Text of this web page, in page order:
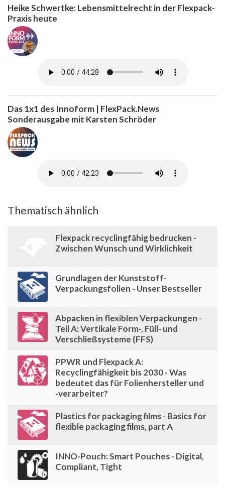
Heike Schwertke: Lebensmittelrecht in der Flexpack-
Praxis heute
Das 1x1 des Innoform | FlexPack.News
Sonderausgabe mit Karsten Schröder
Thematisch ähnlich
Flexpack recyclingfähig bedrucken -
Zwischen Wunsch und Wirklichkeit
Grundlagen der Kunststoff-
Verpackungsfolien - Unser Bestseller
Abpacken in flexiblen Verpackungen -
Teil A: Vertikale Form-, Füll- und
Verschließsysteme (FFS)
PPWR und Flexpack A:
Recyclingfähigkeit bis 2030 - Was
bedeutet das für Folienhersteller und
-verarbeiter?
Plastics for packaging films - Basics for
flexible packaging films, part A
INNO-Pouch: Smart Pouches - Digital,
Compliant, Tight